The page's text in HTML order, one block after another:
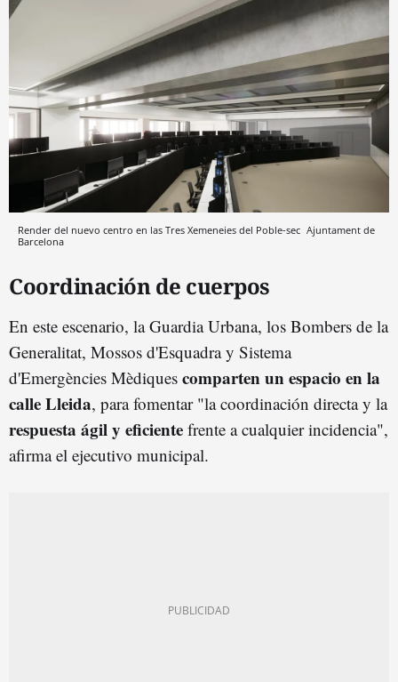
Render del nuevo centro en las Tres Xemeneies del Poble-sec Ajuntament de
Barcelona
Coordinación de cuerpos
En este escenario, la Guardia Urbana, los Bombers de la
Generalitat, Mossos d'Esquadra y Sistema
d'Emergències Mèdiques comparten un espacio en la
calle Lleida, para fomentar "la coordinación directa y la
respuesta ágil y eficiente frente a cualquier incidencia",
afirma el ejecutivo municipal.